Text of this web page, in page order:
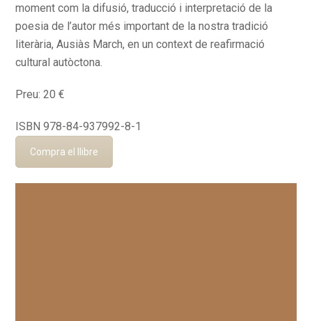
moment com la difusió, traducció i interpretació de la
poesia de l’autor més important de la nostra tradició
literària, Ausiàs March, en un context de reafirmació
cultural autòctona.
Preu: 20 €
ISBN 978-84-937992-8-1
Compra el llibre